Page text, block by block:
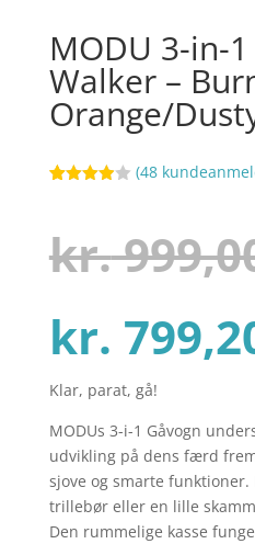
MODU 3-in-
Walker –
Orange/
baseret
på
kundebed
(48
kr.
kr.
Klar, parat, gå!
MODUs 3-i-1 Gåvogn
udvikling på dens færd
sjove og smarte funktioner.
trillebør eller en lille
Den rummelige kasse